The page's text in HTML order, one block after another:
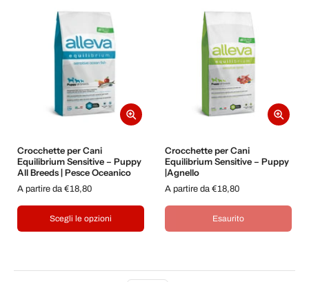
Crocchette per Cani
Equilibrium Sensitive – Puppy
All Breeds | Pesce Oceanico
A partire da €18,80
Scegli le opzioni
Crocchette per Cani
Equilibrium Sensitive – Puppy
|Agnello
A partire da €18,80
Esaurito